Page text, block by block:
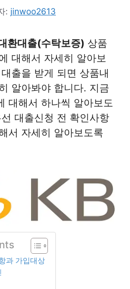
: jinwoo2613
환대출(수탁보증) 상품
대해서 자세히 알아보
출을 받게 되면 상품내
알아봐야 합니다. 지금
대해서 하나씩 알아보도
대출신청 전 확인사항
서 자세히 알아보도록
과 가입대상